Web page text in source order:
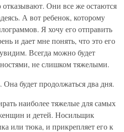
Они все же остаются
А вот ребенок, которому
Я хочу его отправить
и дает мне понять, что это его
Всегда можно будет
не слишком тяжелыми.
будет продолжаться два дня.
наиболее тяжелые для самых
и детей. Носильщик
или тюка, и прикрепляет его к